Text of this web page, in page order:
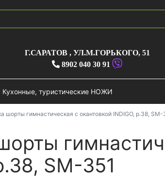
Г.САРАТОВ ,УЛ.М.ГОРЬКОГО, 51
8902 040 30 91
Кухонные, туристические НОЖИ
шорты гимнастическая с окантовкой INDIGO, р.38, SM-
SM-351